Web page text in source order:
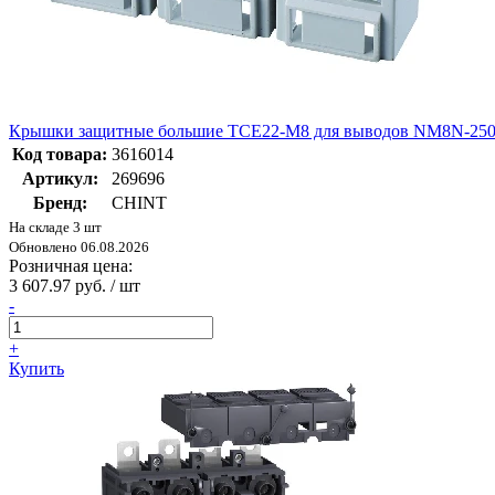
Крышки защитные большие TCE22-M8 для выводов NM8N-
Код товара: 3616014
Артикул:
269696
Бренд:
CHINT
На складе 3 шт
Обновлено 06.08.2026
Розничная цена:
3 607.97 руб. / шт
-
+
Купить